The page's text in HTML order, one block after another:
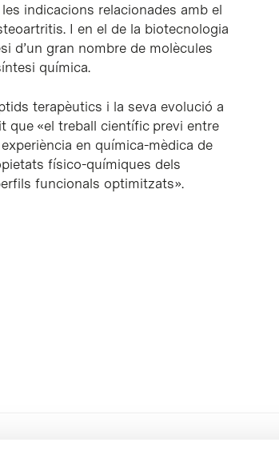
indicacions relacionades amb el
I en el de la biotecnologia
d’un gran nombre de molècules
química.
terapèutics i la seva evolució a
que «el treball científic previ entre
en química-mèdica de
físico-químiques dels
funcionals optimitzats».